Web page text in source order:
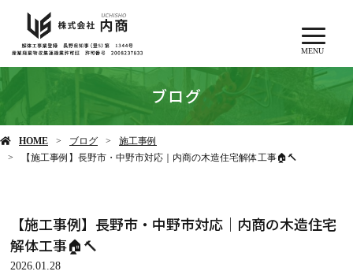
MENU
ブログ
HOME ブログ
施工事例
【施工事例】長野市・中野市対応｜内商の木造住宅解体工事🏠🔨
【施工事例】長野市・中野市対応｜内商の木造住宅
解体工事🏠🔨
2026.01.28